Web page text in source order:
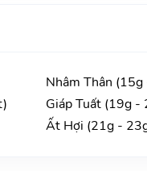
Nhâm Thân
Giáp Tuất (19g -
Ất Hợi (21g -